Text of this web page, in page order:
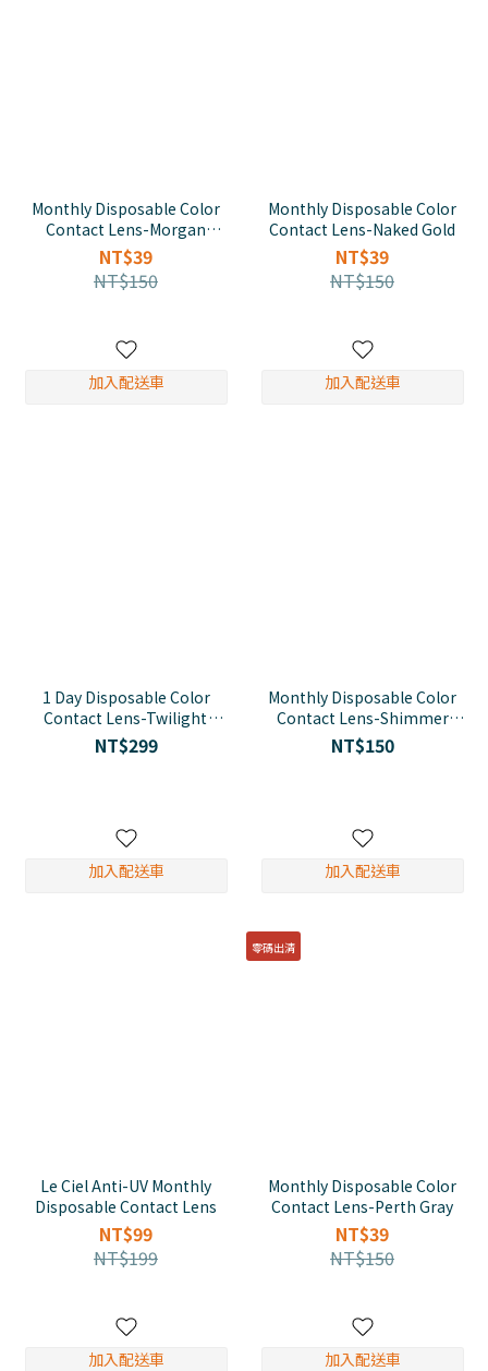
Monthly Disposable Color
Contact Lens-Morgan
Apricot
NT$39
NT$150
加入配送車
Monthly Disposable Color
Contact Lens-Naked Gold
NT$39
NT$150
加入配送車
1 Day Disposable Color
Contact Lens-Twilight
Brown
NT$299
加入配送車
Monthly Disposable Color
Contact Lens-Shimmer
Brown
NT$150
加入配送車
Le Ciel Anti-UV Monthly
Disposable Contact Lens
NT$99
NT$199
加入配送車
零碼出清
Monthly Disposable Color
Contact Lens-Perth Gray
NT$39
NT$150
加入配送車